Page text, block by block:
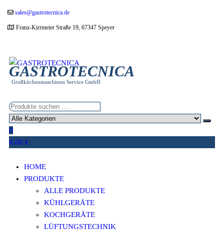
Zumsales@gastrotecnica.de
Franz-Kirrmeier Straße 19, 67347 Speyer
GASTROTECNICA
Großküchenmaschinen Service GmbH
0
0,00 €
HOME
PRODUKTE
ALLE PRODUKTE
KÜHLGERÄTE
KOCHGERÄTE
LÜFTUNGSTECHNIK